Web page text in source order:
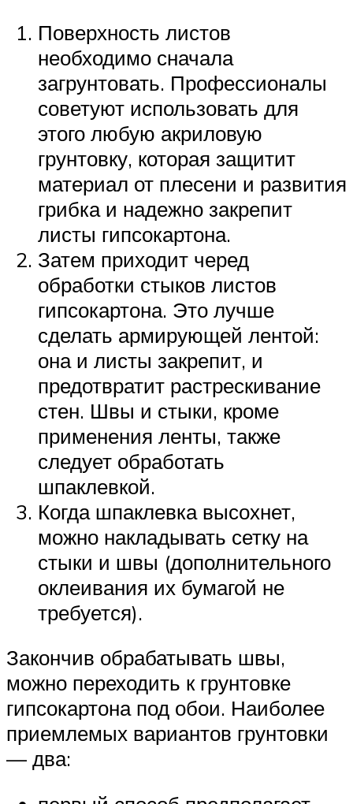
Поверхность листов
необходимо сначала
загрунтовать. Профессионалы
советуют использовать для
этого любую акриловую
грунтовку, которая защитит
материал от плесени и развития
грибка и надежно закрепит
листы гипсокартона.
Затем приходит черед
обработки стыков листов
гипсокартона. Это лучше
сделать армирующей лентой:
она и листы закрепит, и
предотвратит растрескивание
стен. Швы и стыки, кроме
применения ленты, также
следует обработать
шпаклевкой.
Когда шпаклевка высохнет,
можно накладывать сетку на
стыки и швы (дополнительного
оклеивания их бумагой не
требуется).
Закончив обрабатывать швы,
можно переходить к грунтовке
гипсокартона под обои. Наиболее
приемлемых вариантов грунтовки
— два: